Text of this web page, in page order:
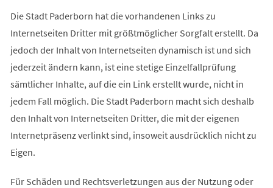
Die Stadt Paderborn hat die vorhandenen Links zu
Internetseiten Dritter mit größtmöglicher Sorgfalt erstellt. Da
jedoch der Inhalt von Internetseiten dynamisch ist und sich
jederzeit ändern kann, ist eine stetige Einzelfallprüfung
sämtlicher Inhalte, auf die ein Link erstellt wurde, nicht in
jedem Fall möglich. Die Stadt Paderborn macht sich deshalb
den Inhalt von Internetseiten Dritter, die mit der eigenen
Internetpräsenz verlinkt sind, insoweit ausdrücklich nicht zu
Eigen.
Für Schäden und Rechtsverletzungen aus der Nutzung oder